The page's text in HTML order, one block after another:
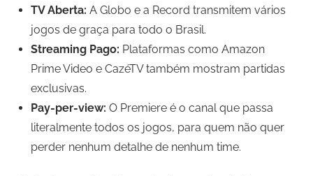
TV Aberta: A Globo e a Record transmitem vários
jogos de graça para todo o Brasil.
Streaming Pago: Plataformas como Amazon
Prime Video e CazéTV também mostram partidas
exclusivas.
Pay-per-view: O Premiere é o canal que passa
literalmente todos os jogos, para quem não quer
perder nenhum detalhe de nenhum time.